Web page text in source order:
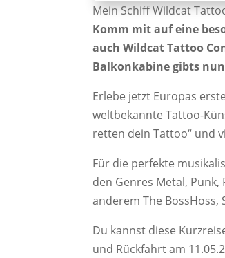
Mein Schiff Wildcat
Komm mit auf eine
auch Wildcat Tattoo
Balkonkabine gibts
Erlebe jetzt Europas
weltbekannte Tattoo-
retten dein Tattoo“ und
Für die perfekte
den Genres Metal,
anderem The BossHoss,
Du kannst diese
und Rückfahrt am